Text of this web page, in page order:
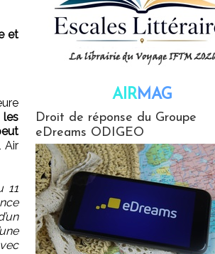
et
Air
11
AIRMAG
Droit de réponse du Groupe
eDreams ODIGEO